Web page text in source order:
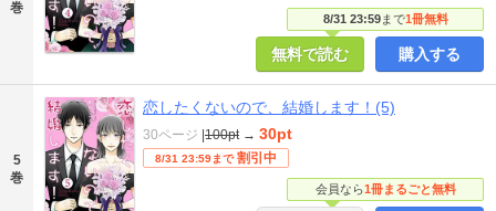
巻
8/31 23:59まで1冊無料
無料で読む 購入する
5
巻
恋したくないので、結婚します！(5)
会員なら1冊まるごと無料
30ページ 100pt → 30pt
8/31 23:59まで 割引中